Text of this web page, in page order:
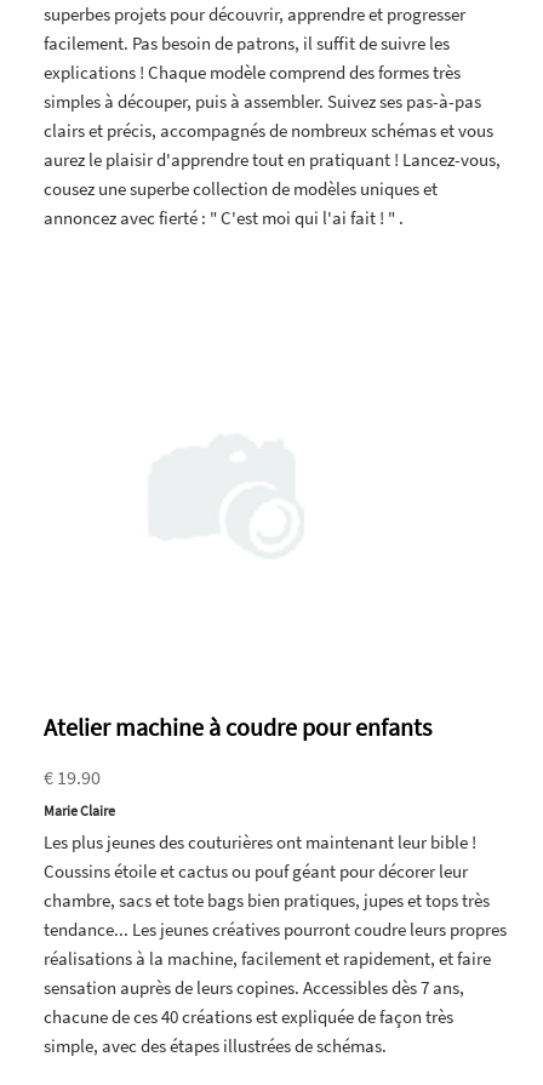
superbes projets pour découvrir, apprendre et progresser
facilement. Pas besoin de patrons, il suffit de suivre les
explications ! Chaque modèle comprend des formes très
simples à découper, puis à assembler. Suivez ses pas-à-pas
clairs et précis, accompagnés de nombreux schémas et vous
aurez le plaisir d'apprendre tout en pratiquant ! Lancez-vous,
cousez une superbe collection de modèles uniques et
annoncez avec fierté : " C'est moi qui l'ai fait ! " .
Atelier machine à coudre pour enfants
€ 19.90
Marie Claire
Les plus jeunes des couturières ont maintenant leur bible !
Coussins étoile et cactus ou pouf géant pour décorer leur
chambre, sacs et tote bags bien pratiques, jupes et tops très
tendance... Les jeunes créatives pourront coudre leurs propres
réalisations à la machine, facilement et rapidement, et faire
sensation auprès de leurs copines. Accessibles dès 7 ans,
chacune de ces 40 créations est expliquée de façon très
simple, avec des étapes illustrées de schémas.